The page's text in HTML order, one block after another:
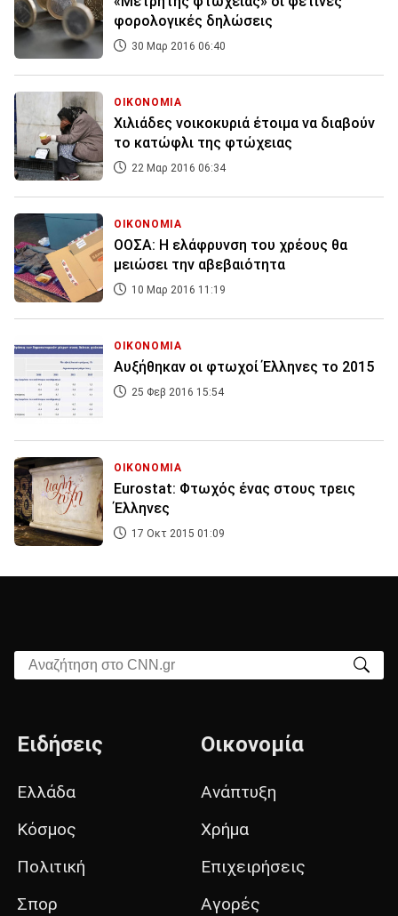
φορολογικές δηλώσεις
30 Μαρ 2016 06:40
ΟΙΚΟΝΟΜΙΑ
Χιλιάδες νοικοκυριά έτοιμα να διαβούν
το κατώφλι της φτώχειας
22 Μαρ 2016 06:34
ΟΙΚΟΝΟΜΙΑ
ΟΟΣΑ: Η ελάφρυνση του χρέους θα
μειώσει την αβεβαιότητα
10 Μαρ 2016 11:19
ΟΙΚΟΝΟΜΙΑ
Αυξήθηκαν οι φτωχοί Έλληνες το 2015
25 Φεβ 2016 15:54
ΟΙΚΟΝΟΜΙΑ
Eurostat: Φτωχός ένας στους τρεις
Έλληνες
17 Οκτ 2015 01:09
Αναζήτηση στο CNN.gr
Ειδήσεις
Ελλάδα
Κόσμος
Πολιτική
Σπορ
Οικονομία
Ανάπτυξη
Χρήμα
Επιχειρήσεις
Αγορές